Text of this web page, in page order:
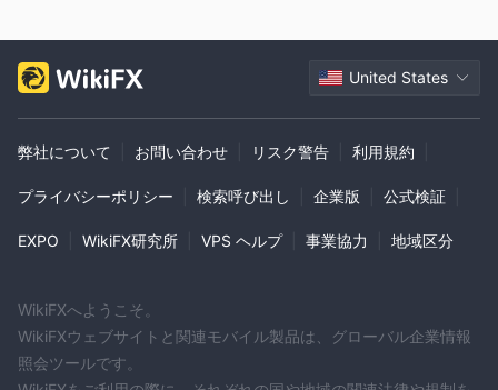
United States
弊社について お問い合わせ リスク警告 利用規約
プライバシーポリシー 検索呼び出し 企業版 公式検証
EXPO WikiFX研究所 VPS ヘルプ 事業協力 地域区分
WikiFXへようこそ。
WikiFXウェブサイトと関連モバイル製品は、グローバル企業情報
照会ツールです。